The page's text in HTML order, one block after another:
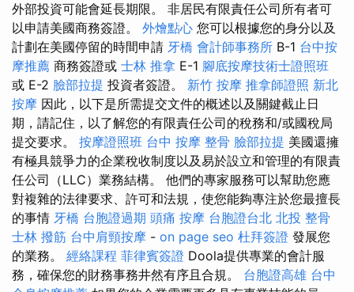
外部投資可能會延長期限。 非居民有限責任公司所有者可
以申請美國商務簽證。 外燴點心 您可以根據您的身分以及
計劃在美國停留的時間申請 牙橋 會計師事務所 B-1 台中按
摩推薦 商務簽證或 士林 推拿 E-1 腳底按摩技術士證照班
或 E-2 臉部拉提 投資者簽證。 新竹 按摩 推拿師證照 新北
按摩 因此，以下是所需提交文件的概述以及關鍵截止日
期，請記住，以了解您的有限責任公司的稅務和/或國稅局
提交要求。 按摩證照班 台中 按摩 整骨 臉部拉提 美國還擁
有極具競爭力的企業稅收制度以及易於設立和管理的有限責
任公司（LLC）業務結構。 他們的專家服務可以幫助您應
對複雜的法律要求、許可和法規，使您能夠專注於您最擅長
的事情 牙橋 台胞證過期 頭痛 按摩 台胞證台北 北投 整骨
士林 撥筋 台中肩頸按摩 - on page seo 杜拜簽證 發展您
的業務。 經絡課程 菲律賓簽證 Doola提供專業的會計服
務，確保您的財務事務井然有序且合規。 台胞證高雄 台中